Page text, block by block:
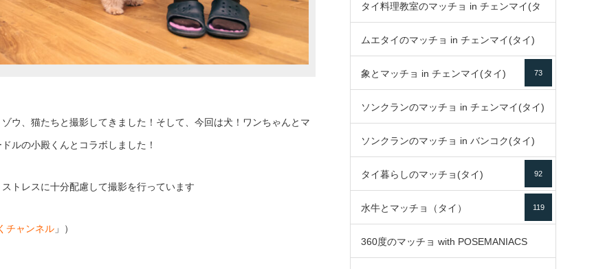
ウ、猫たちと撮影してきました！そして、今回は犬！ワンちゃんとマ
ルの小殿くんとコラボしました！
トレスに十分配慮して撮影を行っています
チャンネル 」）
タイ料理教室のマッチョ in チェンマイ(タ
イ)
ムエタイのマッチョ in チェンマイ(タイ)
79
象とマッチョ in チェンマイ(タイ) 73
ソンクランのマッチョ in チェンマイ(タイ)
ソンクランのマッチョ in バンコク(タイ)
85
タイ暮らしのマッチョ(タイ) 92
水牛とマッチョ（タイ） 119
360度のマッチョ with POSEMANIACS